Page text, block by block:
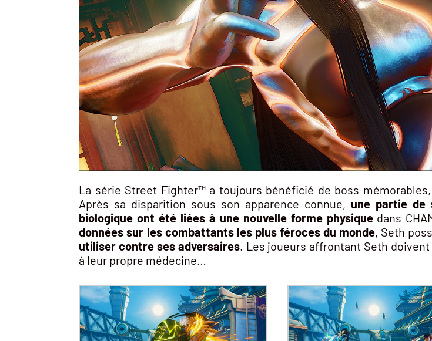
La série Street Fighter™ a toujours bénéficié de boss
Après sa disparition sous son apparence connue, une partie de
biologique ont été liées à une nouvelle forme physiquedans
données sur les combattants les plus féroces du monde, Seth
utiliser contre ses adversaires. Les joueurs affrontant Seth
à leur propre médecine…